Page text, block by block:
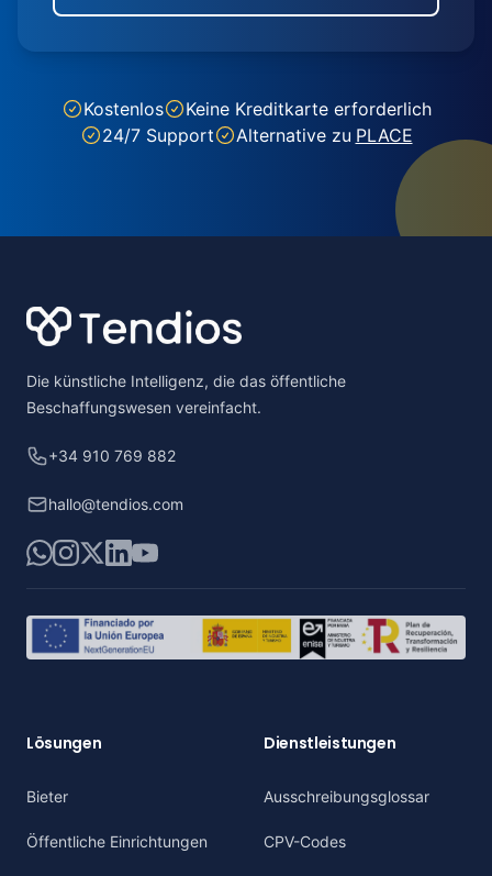
Kostenlos
Keine Kreditkarte erforderlich
24/7 Support
Alternative zu PLACE
Die künstliche Intelligenz, die das öffentliche
Beschaffungswesen vereinfacht.
+34 910 769 882
hallo@tendios.com
WhatsApp
Instagram
X LinkedIn
YouTube
Lösungen
Bieter
Öffentliche Einrichtungen
Dienstleistungen
Ausschreibungsglossar
CPV-Codes